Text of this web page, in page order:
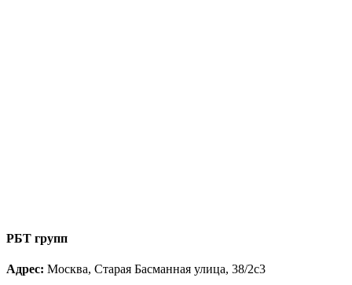
РБТ групп
Адрес: Москва, Старая Басманная улица, 38/2с3